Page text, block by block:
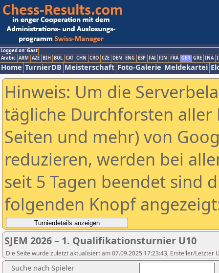
Logged on: Gast
Arabic ARM AZE BIH BUL CAT CHN CRO CZE DEN ENG ESP FAI FIN FRA GER GRE INA
Home TurnierDB Meisterschaft Foto-Galerie Meldekartei
Hinweis: Um die
tägliche Durchforsten aller
Seiten und mehr) von
reduzieren, werden bei
seit 5 Tagen beendet sind
folgenden Knopf
SJEM 2026 – 1. Qualifikationsturnier U10
Die Seite wurde zuletzt aktualisiert am 07.09.2025 17:23:43, Ersteller/Letzter
Suche nach Spieler